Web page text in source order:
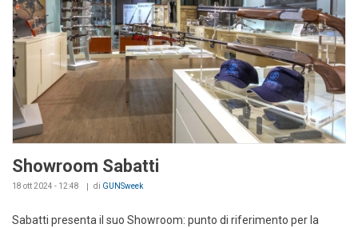
Showroom Sabatti
18 ott 2024 - 12:48 di GUNSweek
Sabatti presenta il suo Showroom: punto di riferimento per la